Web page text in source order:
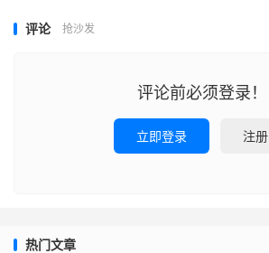
评论 抢沙发
评论前必须登录！
立即登录 注册
热门文章